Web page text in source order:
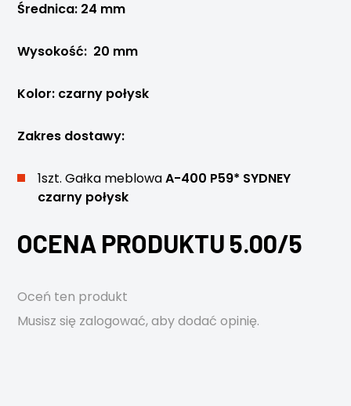
Średnica: 24 mm
Wysokość: 20 mm
Kolor: czarny połysk
Zakres dostawy:
1szt. Gałka meblowaA-400 P59* SYDNEY
czarny połysk
OCENA PRODUKTU 5.00/5
Oceń ten produkt
Musisz się zalogować, aby dodać opinię.